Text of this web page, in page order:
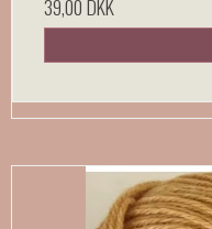
39,00 DKK